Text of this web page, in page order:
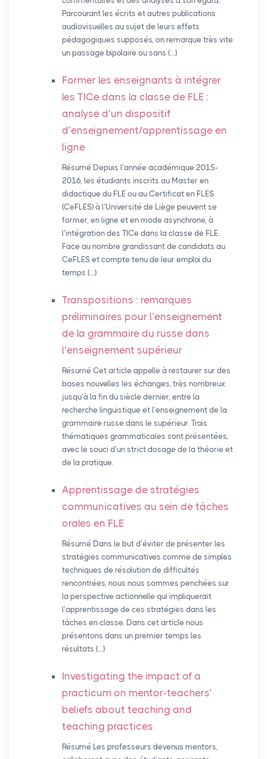
Parcourant les écrits et autres publications
audiovisuelles au sujet de leurs effets
pédagogiques supposés, on remarque très vite
un passage bipolaire ou sans (…)
Former les enseignants à intégrer
les TICe dans la classe de FLE :
analyse d’un dispositif
d’enseignement/apprentissage en
ligne
Résumé Depuis l’année académique 2015-
2016, les étudiants inscrits au Master en
didactique du FLE ou au Certificat en FLES
(CeFLES) à l’Université de Liège peuvent se
former, en ligne et en mode asynchrone, à
l’intégration des TICe dans la classe de FLE.
Face au nombre grandissant de candidats au
CeFLES et compte tenu de leur emploi du
temps (…)
Transpositions : remarques
préliminaires pour l’enseignement
de la grammaire du russe dans
l’enseignement supérieur
Résumé Cet article appelle à restaurer sur des
bases nouvelles les échanges, très nombreux
jusqu’à la fin du siècle dernier, entre la
recherche linguistique et l’enseignement de la
grammaire russe dans le supérieur. Trois
thématiques grammaticales sont présentées,
avec le souci d’un strict dosage de la théorie et
de la pratique.
Apprentissage de stratégies
communicatives au sein de tâches
orales en FLE
Résumé Dans le but d’éviter de présenter les
stratégies communicatives comme de simples
techniques de résolution de difficultés
rencontrées, nous nous sommes penchées sur
la perspective actionnelle qui impliquerait
l’apprentissage de ces stratégies dans les
tâches en classe. Dans cet article nous
présentons dans un premier temps les
résultats (…)
Investigating the impact of a
practicum on mentor-teachers’
beliefs about teaching and
teaching practices
Résumé Les professeurs devenus mentors,